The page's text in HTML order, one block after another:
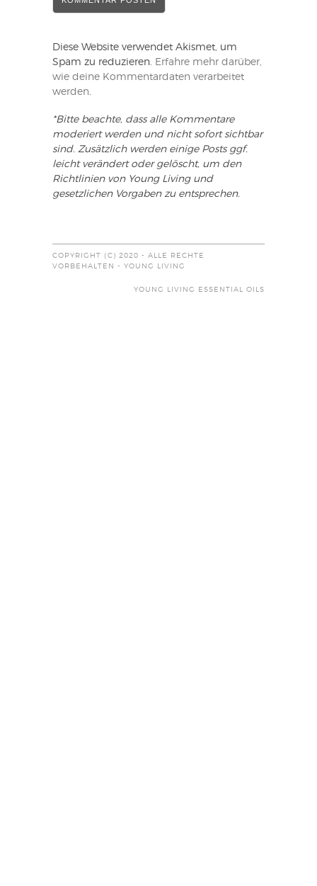
Diese Website verwendet Akismet, um
Spam zu reduzieren. Erfahre mehr darüber,
wie deine Kommentardaten verarbeitet
werden.
*Bitte beachte, dass alle Kommentare
moderiert werden und nicht sofort sichtbar
sind. Zusätzlich werden einige Posts ggf.
leicht verändert oder gelöscht, um den
Richtlinien von Young Living und
gesetzlichen Vorgaben zu entsprechen.
COPYRIGHT (C) 2020 - ALLE RECHTE
VORBEHALTEN - YOUNG LIVING
YOUNG LIVING ESSENTIAL OILS